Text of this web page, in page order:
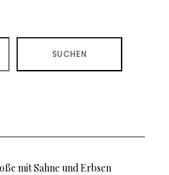
SUCHEN
mit Sahne und Erbsen